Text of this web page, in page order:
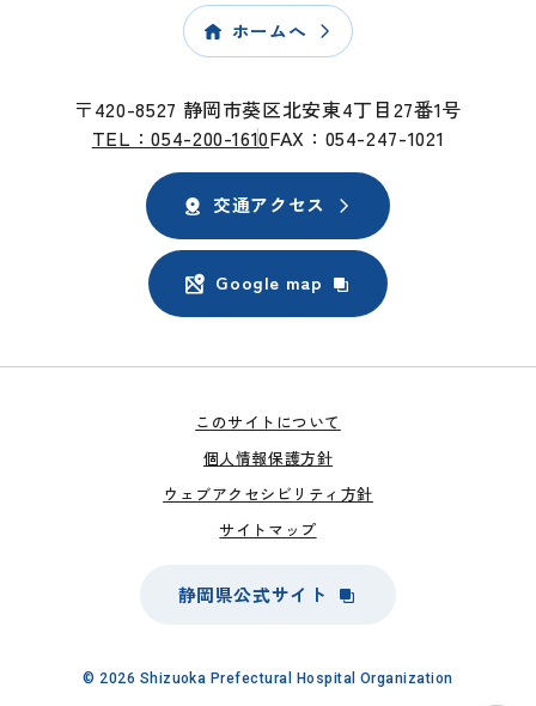
ホームへ
〒420-8527 静岡市葵区北安東4丁目27番1号
TEL：054-200-1610FAX：054-247-1021
交通アクセス
Google map
このサイトについて
個人情報保護方針
ウェブアクセシビリティ方針
サイトマップ
静岡県公式サイト
© 2026 Shizuoka Prefectural Hospital Organization